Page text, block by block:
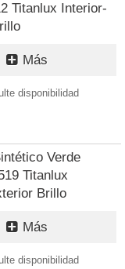
Titanlux Interior-
Más
disponibilidad
Verde
Titanlux
Brillo
Más
disponibilidad